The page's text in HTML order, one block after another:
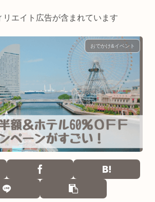
リエイト広告が含まれています
おでかけ&イベント